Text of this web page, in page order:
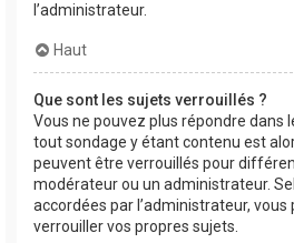
l’administrateur.
Haut
Que sont les sujets verrouillés ?
Vous ne pouvez plus répondre dans
tout sondage y étant contenu est
peuvent être verrouillés pour
modérateur ou un administrateur.
accordées par l’administrateur, vous
verrouiller vos propres sujets.